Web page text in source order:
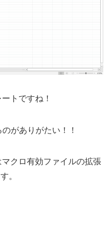
トですね！
がありがたい！！
クロ有効ファイルの拡張
。